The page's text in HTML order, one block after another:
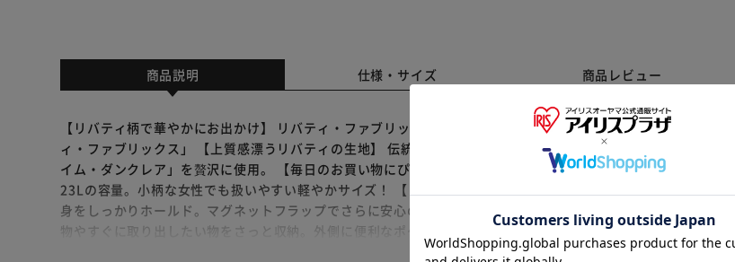
商品説明 仕様・サイズ 商品レビュー
【リバティ柄で華やかにお出かけ】 リバティ・ファブリックスを贅沢に使用した「スモールネオカート リバテ
ィ・ファブリックス」 【上質感漂うリバティの生地】 伝統あるリバティ・ファブリックスの「エミリー」や「ス
イム・ダンクレア」を贅沢に使用。 【毎日のお買い物にぴったりのサイズ】 レジかご1杯分がすっきり収まる約
23Lの容量。小柄な女性でも扱いやすい軽やかサイズ！ 【コード＆フラップのダブル開口】 フロントコードで中
身をしっかりホールド。マグネットフラップでさらに安心のこぼれ落ち防止。 【小物をINできるポケット】 小
物やすぐに取り出したい物をさっと収納。外側に便利なポケットを複数配置。 【お揃いサコッシュで小粋に外
出】 スナップボタン付きでスマホやお財布が入るサイズ感。長さ調整できるショルダーベルト付き。 【さりげな
※ご確認ください